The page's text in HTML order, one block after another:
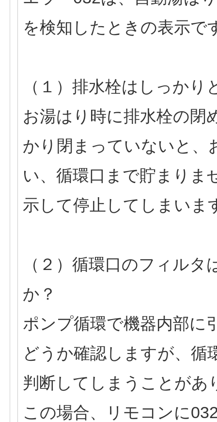
を検知したときの表示で
（１）排水栓はしっか
お湯はり時に排水栓の閉
かり閉まっていないと、
い、循環口まで貯まりま
示して停止してしまいま
（２）循環口のフィル
か？
ポンプ循環で機器内部に
どうか確認しますが、循
判断してしまうことがあ
この場合、リモコンに